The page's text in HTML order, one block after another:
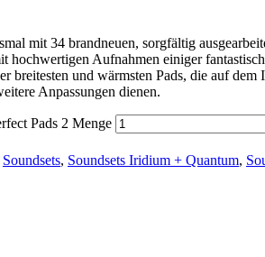
mit 34 brandneuen, sorgfältig
hochwertigen Aufnahmen einiger
breitesten und wärmsten Pads, die auf
Anpassungen dienen.
Pads 2 Menge
Soundsets, Soundsets Iridium + Quantum,